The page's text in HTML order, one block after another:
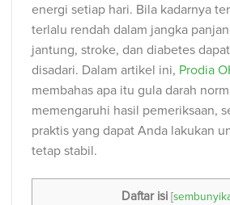
energi setiap hari. Bila kadarnya
terlalu rendah dalam jangka
jantung, stroke, dan diabetes
disadari. Dalam artikel ini, Prodia
membahas apa itu gula darah
memengaruhi hasil pemeriksaan,
praktis yang dapat Anda lakukan
tetap stabil.
Daftar isi [